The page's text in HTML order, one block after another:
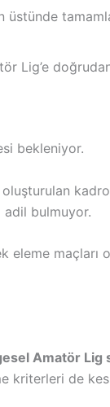
Lig’e
bekleniyor.
adil bulmuyor.
maçları
Amatör Lig
kriterleri de